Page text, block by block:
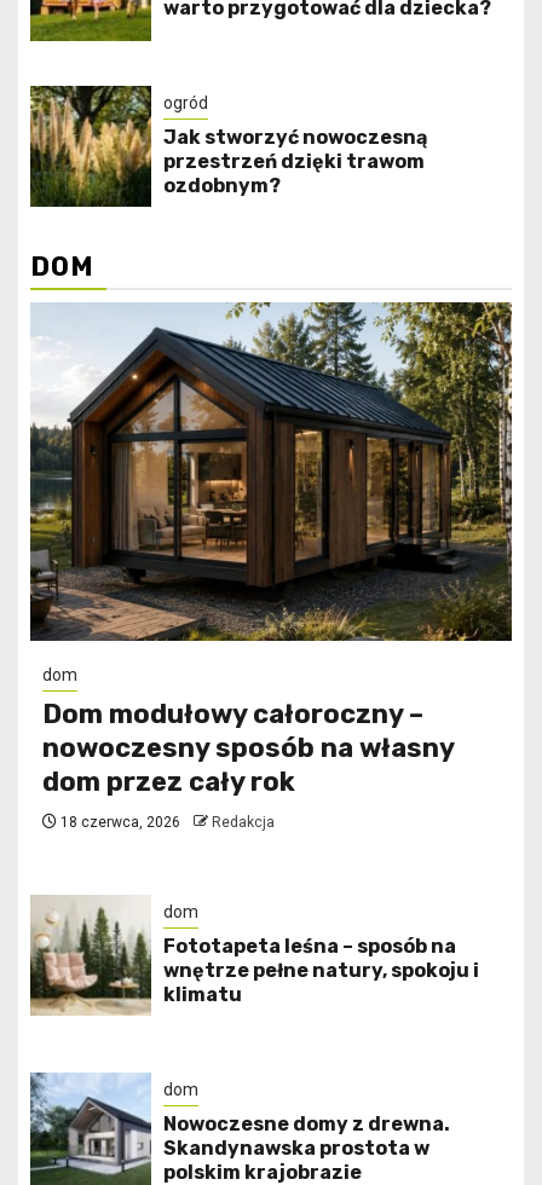
warto przygotować dla dziecka?
ogród
Jak stworzyć nowoczesną
przestrzeń dzięki trawom
ozdobnym?
DOM
dom
Dom modułowy całoroczny –
nowoczesny sposób na własny
dom przez cały rok
18 czerwca, 2026 Redakcja
dom
​Fototapeta leśna – sposób na
wnętrze pełne natury, spokoju i
klimatu
dom
Nowoczesne domy z drewna.
Skandynawska prostota w
polskim krajobrazie